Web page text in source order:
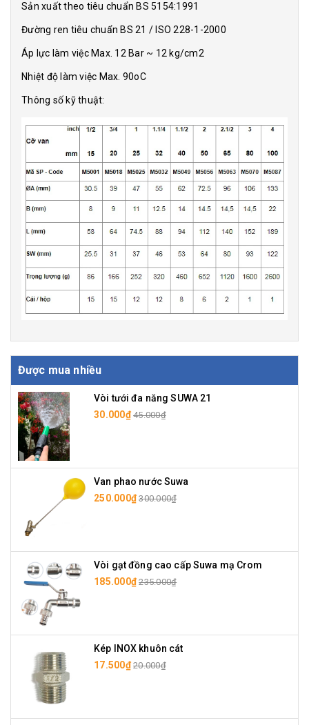
Sản xuất theo tiêu chuẩn BS 5154:1991
Đường ren tiêu chuẩn BS 21 / ISO 228-1-2000
Áp lực làm việc Max. 12 Bar ~ 12 kg/cm2
Nhiệt độ làm việc Max. 90oC
Thông số kỹ thuật:
Được mua nhiều
Vòi tưới đa năng SUWA 21
30.000₫ 45.000₫
Van phao nước Suwa
250.000₫ 300.000₫
Vòi gạt đồng cao cấp Suwa mạ Crom
185.000₫ 235.000₫
Kép INOX khuôn cát
17.500₫ 20.000₫